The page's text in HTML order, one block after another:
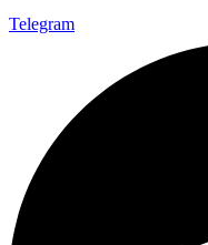
Telegram